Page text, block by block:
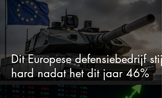
Dit Europese defensiebedrijf
hard nadat het dit jaar 46%
daalde: mooie koopkans?